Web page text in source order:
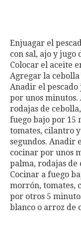
Enjuagar el
con sal, ajo y
Colocar el aceite
Agregar la
Anadir el
por unos minutos.
rodajas de
fuego bajo por 15
tomates, cilantro
segundos. Anadir
cocinar por unos
palma, rodajas de
Cocinar a fuego
morrón, tomates,
por otros 5
blanco o arroz de